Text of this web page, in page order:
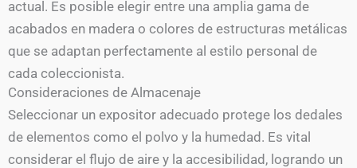
actual. Es posible elegir entre una amplia gama de
acabados en madera o colores de estructuras metálicas
que se adaptan perfectamente al estilo personal de
cada coleccionista.
Consideraciones de Almacenaje
Seleccionar un expositor adecuado protege los dedales
de elementos como el polvo y la humedad. Es vital
considerar el flujo de aire y la accesibilidad, logrando un